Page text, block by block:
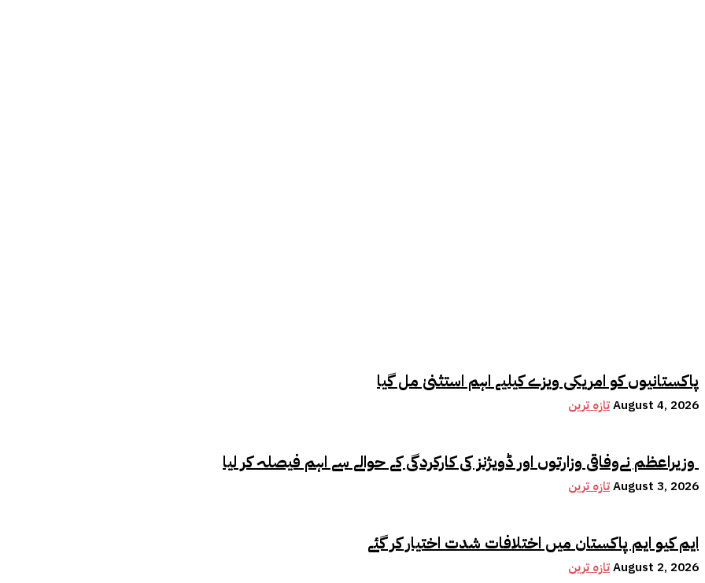
پاکستانیوں کو امریکی ویزے کیلیے اہم استثنیٰ مل گیا
تازہ ترینAugust 4, 2026
وزیراعظم نےوفاقی وزارتوں اور ڈویژنز کی کارکردگی کے حوالے سے اہم فیصلہ کر لیا
تازہ ترینAugust 3, 2026
ایم کیو ایم پاکستان میں اختلافات شدت اختیار کر گئے
تازہ ترینAugust 2, 2026